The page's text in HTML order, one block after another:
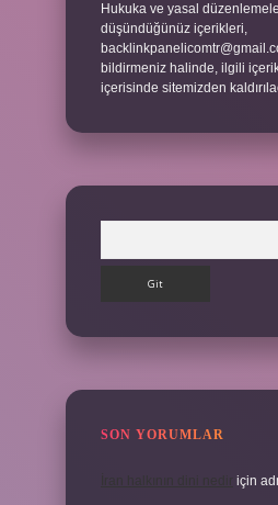
Hukuka ve yasal
düşündüğünüz içerikleri,
bildirmeniz halinde, ilgili
içerisinde sitemizden
SON YORUMLAR
için